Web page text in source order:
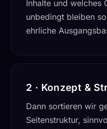
Inhalte und welches
unbedingt bleiben
ehrliche
2 · Konzept &
Dann sortieren wir
Seitenstruktur,